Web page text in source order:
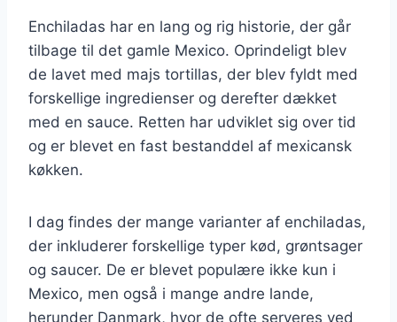
Enchiladas har en lang og rig historie, der går
tilbage til det gamle Mexico. Oprindeligt blev
de lavet med majs tortillas, der blev fyldt med
forskellige ingredienser og derefter dækket
med en sauce. Retten har udviklet sig over tid
og er blevet en fast bestanddel af mexicansk
køkken.
I dag findes der mange varianter af enchiladas,
der inkluderer forskellige typer kød, grøntsager
og saucer. De er blevet populære ikke kun i
Mexico, men også i mange andre lande,
herunder Danmark, hvor de ofte serveres ved